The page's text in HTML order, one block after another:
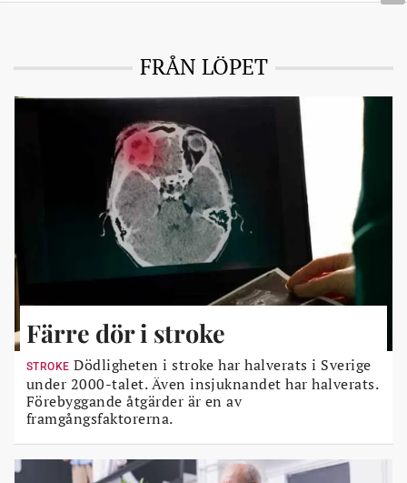
FRÅN LÖPET
Färre dör i stroke
STROKE Dödligheten i stroke har halverats i Sverige
under 2000-talet. Även insjuknandet har halverats.
Förebyggande åtgärder är en av
framgångsfaktorerna.